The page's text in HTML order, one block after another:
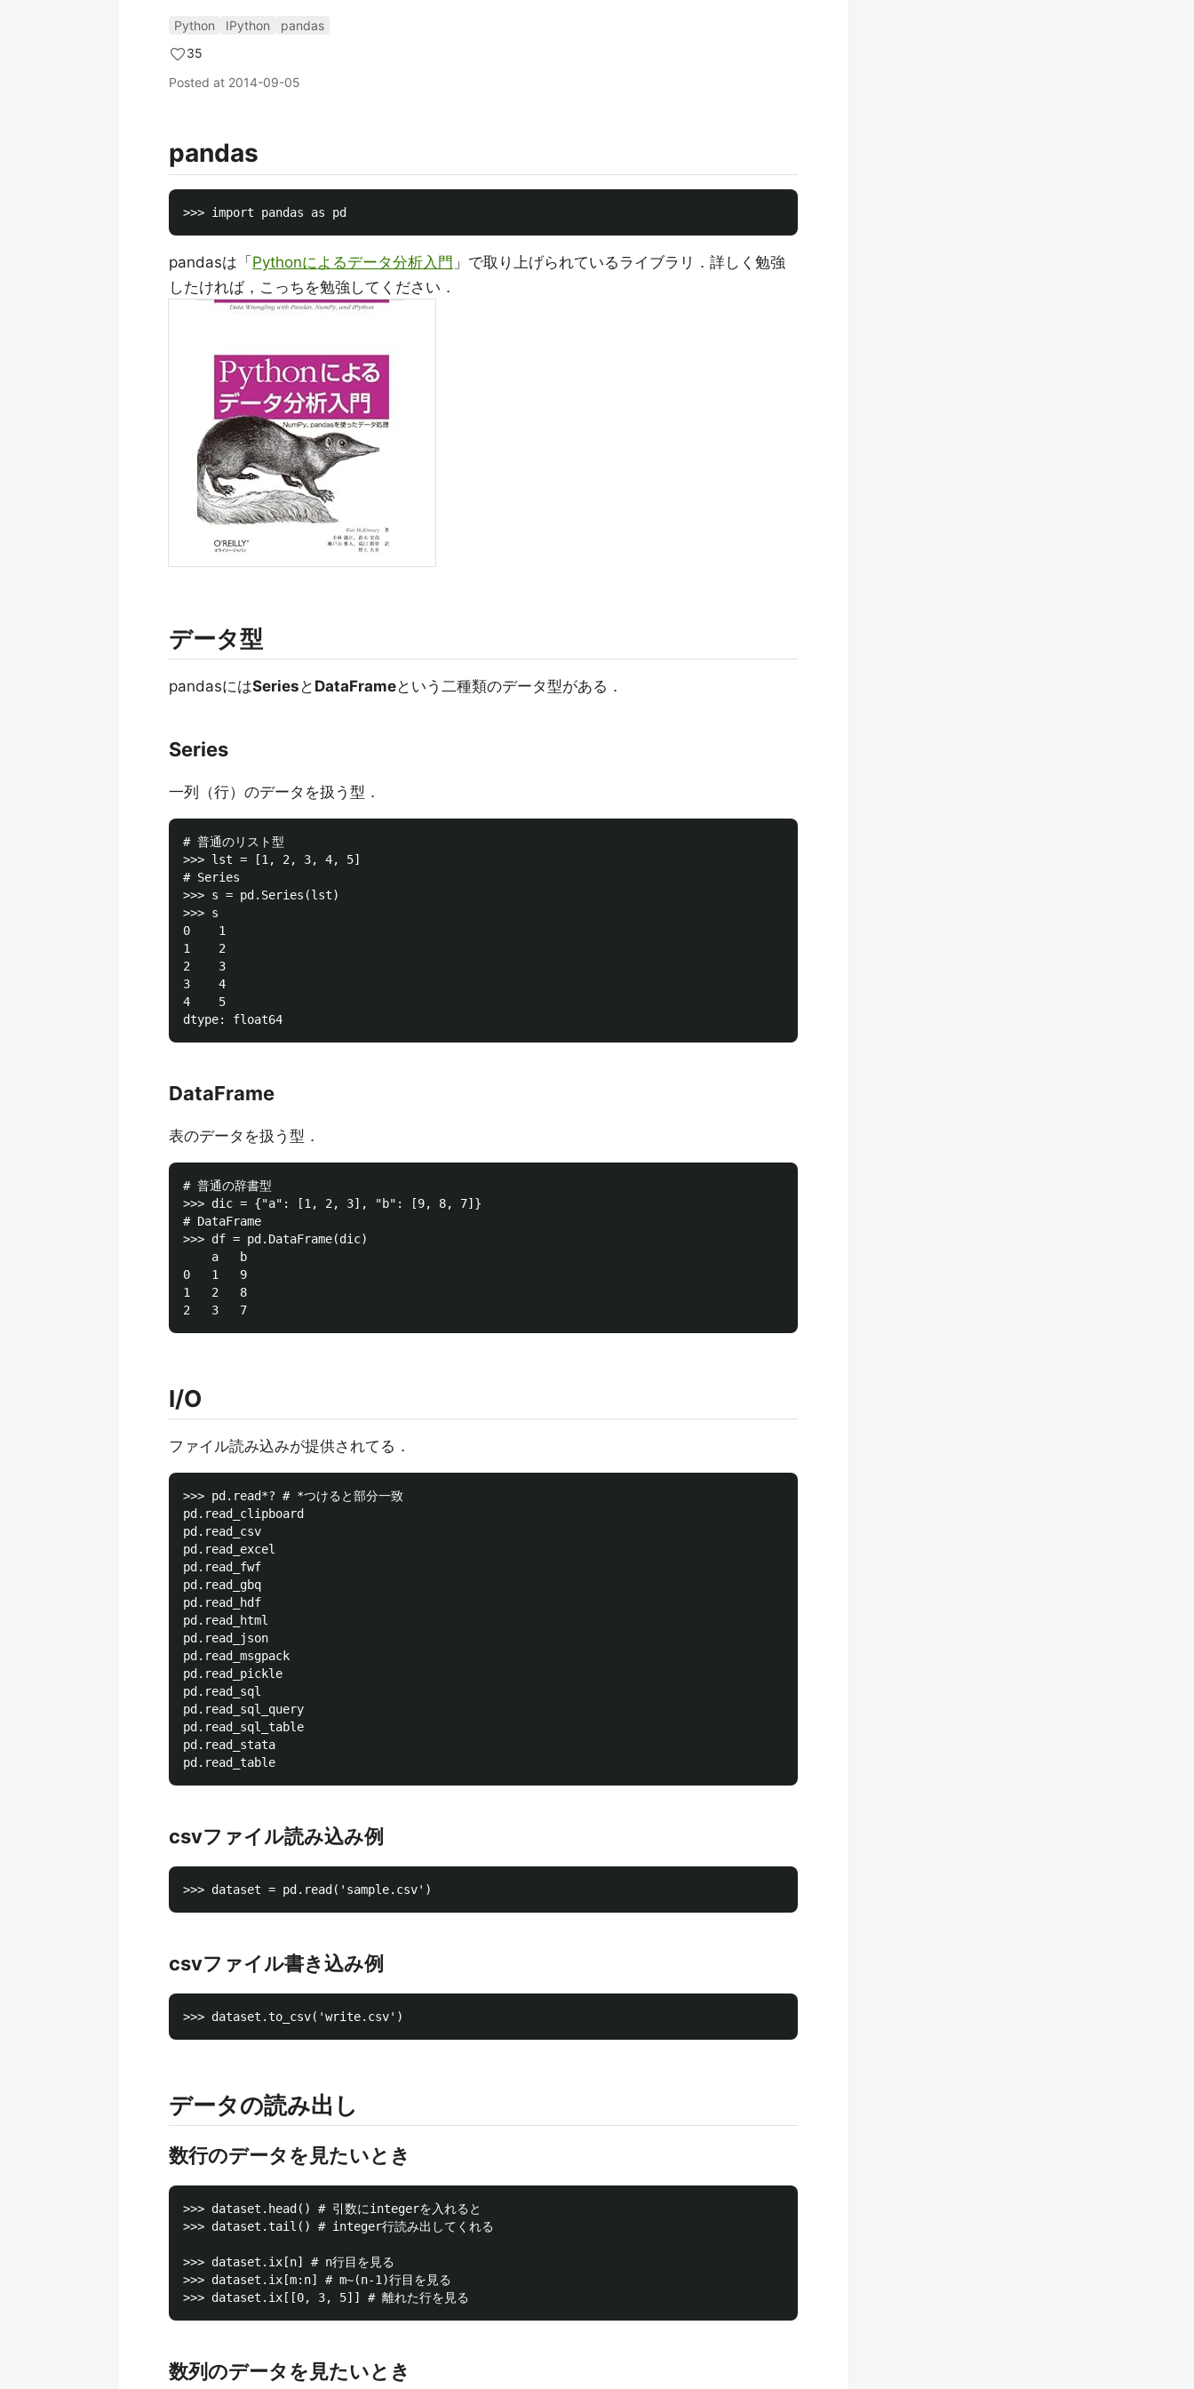
Python IPython
pandas
35
Posted at 2014-09-05
pandas
pandasは「 Pythonによるデータ分析入門 」で取り上げられているライブラリ．詳しく勉強
したければ，こっちを勉強してください．
データ型
pandasにはSeries と DataFrameという二種類のデータ型がある．
Series
一列（行）のデータを扱う型．
# 普通のリスト型
>>> lst = [1, 2, 3, 4, 5]
# Series
>>> s = pd.Series(lst)
>>> s
0    1
1    2
2    3
3    4
4    5
DataFrame
表のデータを扱う型．
# 普通の辞書型
>>> dic = {"a": [1, 2, 3], "b": [9, 8, 7]}
# DataFrame
>>> df = pd.DataFrame(dic)
0	1	9
1	2	8
I/O
ファイル読み込みが提供されてる．
>>> pd.read*? # *つけると部分一致
pd.read_clipboard
pd.read_csv
pd.read_excel
pd.read_fwf
pd.read_gbq
pd.read_hdf
pd.read_html
pd.read_json
pd.read_msgpack
pd.read_pickle
pd.read_sql
pd.read_sql_query
pd.read_sql_table
pd.read_stata
csvファイル読み込み例
csvファイル書き込み例
データの読み出し
数行のデータを見たいとき
>>> dataset.head() # 引数にintegerを入れると
>>> dataset.tail() # integer行読み出してくれる
>>> dataset.ix[n] # n行目を見る
>>> dataset.ix[m:n] # m~(n-1)行目を見る
数列のデータを見たいとき